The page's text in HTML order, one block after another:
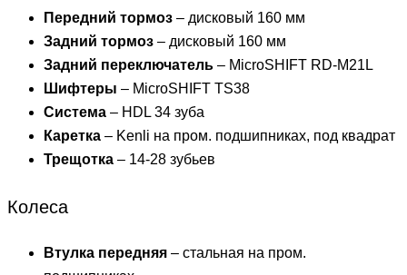
Передний тормоз – дисковый 160 мм
Задний тормоз – дисковый 160 мм
Задний переключатель – MicroSHIFT RD-M21L
Шифтеры – MicroSHIFT TS38
Система – HDL 34 зуба
Каретка – Kenli на пром. подшипниках, под квадрат
Трещотка – 14-28 зубьев
Колеса
Втулка передняя – стальная на пром.